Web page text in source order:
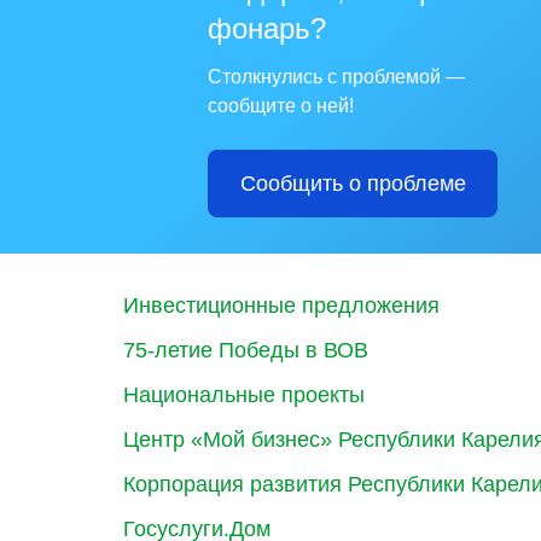
фонарь?
Столкнулись с проблемой —
сообщите о ней!
Сообщить о проблеме
Инвестиционные предложения
75-летие Победы в ВОВ
Национальные проекты
Центр «Мой бизнес» Республики
Корпорация развития Республики
Госуслуги.Дом